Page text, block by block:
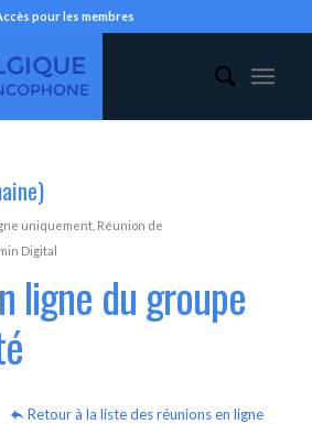
pour les membres
uniquement, Réunion de
Digital
ligne du groupe
Retour à la liste des réunions en ligne